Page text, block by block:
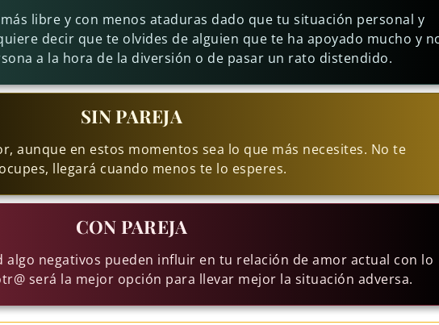
libre y con menos ataduras dado que tu situación personal y
decir que te olvides de alguien que te ha apoyado mucho y
a la hora de la diversión o de pasar un rato distendido.
SIN PAREJA
aunque en estos momentos sea lo que más necesites. No te
llegará cuando menos te lo esperes.
CON PAREJA
algo negativos pueden influir en tu relación de amor actual con lo
será la mejor opción para llevar mejor la situación adversa.